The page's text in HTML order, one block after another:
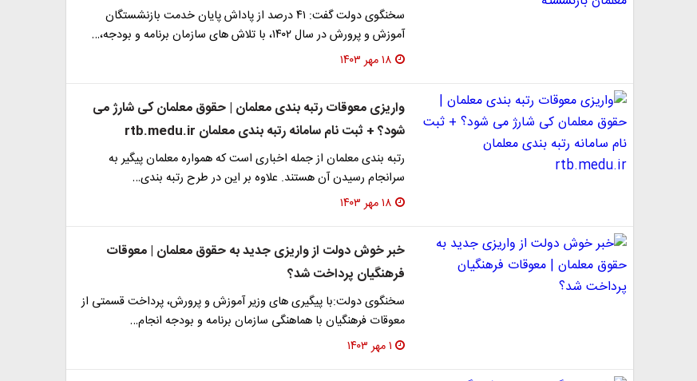
سخنگوی دولت گفت: ۴۱ درصد از پاداش پایان خدمت بازنشستگان
آموزش و پرورش در سال ۱۴۰۲، با تلاش های سازمان برنامه و بودجه،…
۱۸ مهر ۱۴۰۳
واریزی معوقات رتبه بندی معلمان | حقوق معلمان کی شارژ می
شود؟ + ثبت نام سامانه رتبه بندی معلمان rtb.medu.ir
رتبه بندی معلمان از جمله اخباری است که همواره معلمان پیگیر به
سرانجام رسیدن آن هستند. علاوه بر این در طرح رتبه بندی…
۱۸ مهر ۱۴۰۳
خبر خوش دولت از واریزی جدید به حقوق معلمان | معوقات
فرهنگیان پرداخت شد؟
سخنگوی دولت:با پیگیری های وزیر آموزش و پرورش، پرداخت قسمتی از
معوقات فرهنگیان با هماهنگی سازمان برنامه و بودجه انجام…
۱ مهر ۱۴۰۳